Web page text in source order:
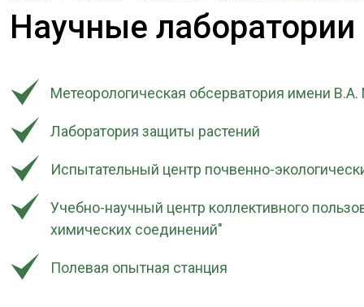
Научные лаборатории
Метеорологическая обсерватория имени
Лаборатория защиты растений
Испытательный центр почвенно-
Учебно-научный центр коллективного
химических соединений"
Полевая опытная станция